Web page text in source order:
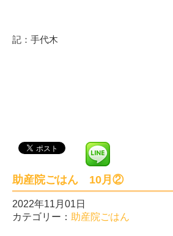
記：手代木
助産院ごはん 10月②
2022年11月01日
カテゴリー： 助産院ごはん